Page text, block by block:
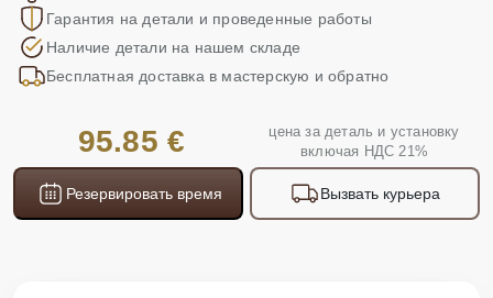
95.85 €
цена за деталь и установку
включая НДС 21%
Вызвать курьера
Резервировать время
Гарантия на детали и проведенные работы
Наличие детали на нашем складе
Бесплатная доставка в мастерскую и обратно